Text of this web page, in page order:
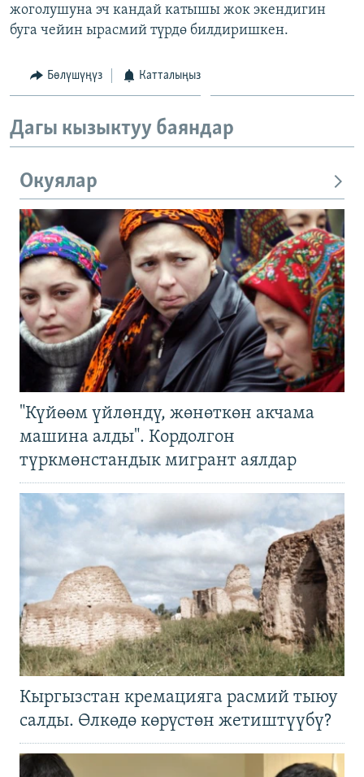
жоголушуна эч кандай катышы жок экендигин
буга чейин ырасмий түрдө билдиришкен.
Бөлүшүңүз Катталыңыз
Дагы кызыктуу баяндар
Окуялар
"Күйөөм үйлөндү, жөнөткөн акчама
машина алды". Кордолгон
түркмөнстандык мигрант аялдар
Кыргызстан кремацияга расмий тыюу
салды. Өлкөдө көрүстөн жетиштүүбү?